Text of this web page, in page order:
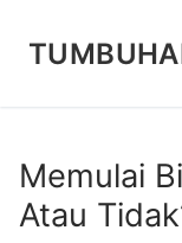
content
Memulai
Atau